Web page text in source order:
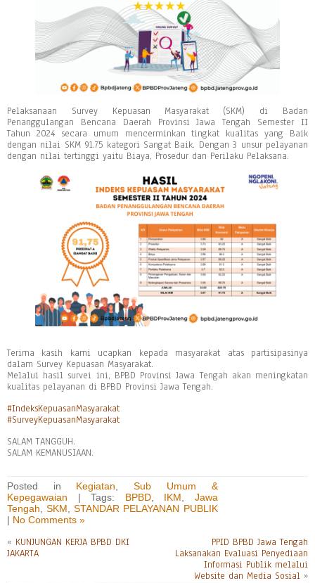
Pelaksanaan Survey Kepuasan Masyarakat (SKM) di Badan
Penanggulangan Bencana Daerah Provinsi Jawa Tengah Semester II
Tahun 2024 secara umum mencerminkan tingkat kualitas yang Baik
dengan nilai SKM 91.75 kategori Sangat Baik. Dengan 3 unsur pelayanan
dengan nilai tertinggi yaitu Biaya, Prosedur dan Perilaku Pelaksana.
Terima kasih kami ucapkan kepada masyarakat atas partisipasinya
dalam Survey Kepuasan Masyarakat.
Melalui hasil survei ini, BPBD Provinsi Jawa Tengah akan meningkatan
kualitas pelayanan di BPBD Provinsi Jawa Tengah.
#IndeksKepuasanMasyarakat
#SurveyKepuasanMasyarakat
SALAM TANGGUH.
SALAM KEMANUSIAAN.
Posted in Kegiatan ,Sub Umum &
Kepegawaian | Tags: BPBD, IKM
Jawa
Tengah ,SKM ,STANDAR PELAYANAN PUBLIK
| No Comments »
« KUNJUNGAN KERJA BPBD DKI
JAKARTA
PPID BPBD Jawa Tengah
Laksanakan Evaluasi Penyediaan
Informasi Publik melalui
Website dan Media Sosial »